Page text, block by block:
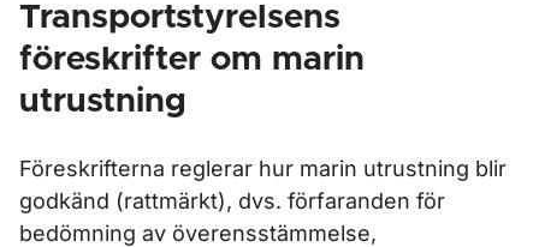
Transportstyrelsens
föreskrifter om marin
utrustning
Föreskrifterna reglerar hur marin utrustning blir
godkänd (rattmärkt), dvs. förfaranden för
bedömning av överensstämmelse,